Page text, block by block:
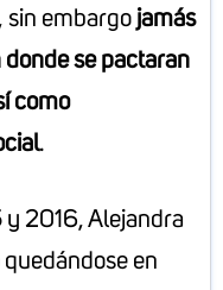
sin embargo jamás
se pactaran
como
.
y 2016, Alejandra
en